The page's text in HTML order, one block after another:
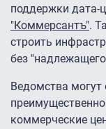
поддержки дата-
"Коммерсантъ".
строить
без
Ведомства могут
коммерческие